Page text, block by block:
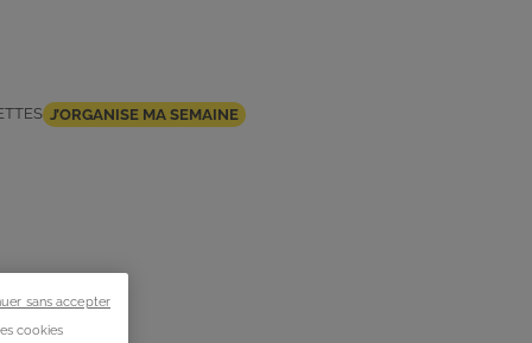
J’ORGANISE MA SEMAINE
cookies
sans accepter